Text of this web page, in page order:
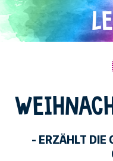
Direkt
zum
Inhalt
- ERZÄHLT DIE